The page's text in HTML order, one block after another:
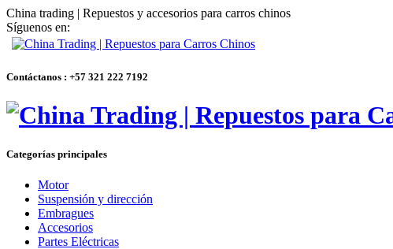
China trading | Repuestos y accesorios para carros chinos
Síguenos en:
Contáctanos : +57 321 222 7192
Categorías principales
Motor
Suspensión y dirección
Embragues
Accesorios
Partes Eléctricas